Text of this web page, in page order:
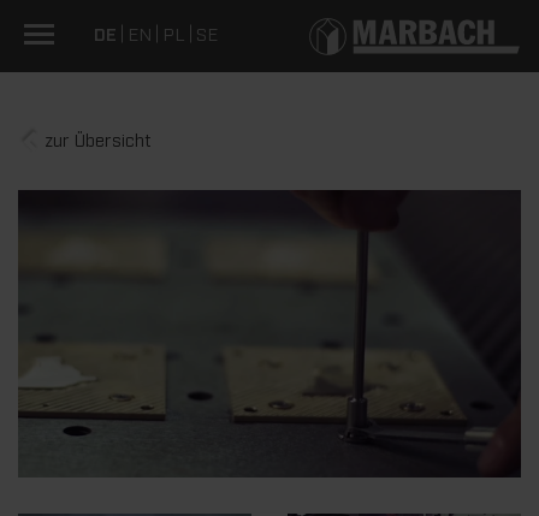
DE EN PL SE
zur Übersicht